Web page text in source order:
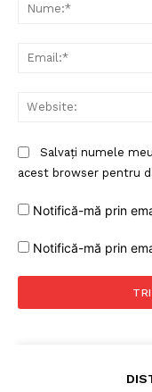
Salvați numele
acest browser pentru
Notifică-mă prin
Notifică-mă prin